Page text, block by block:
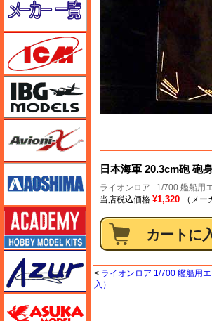
日本海軍 20.3cm砲 砲
ライオンロア 1/700 艦船用
当店税込価格 ¥1,320 （メ
< ライオンロア 1/700 艦船用
入）
アオシマ